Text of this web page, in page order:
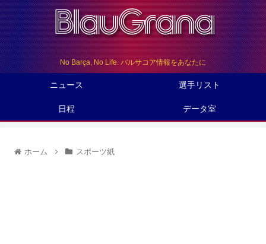
No Barça, No Life. バルサコア情報をあなたに
ニュース 選手リスト
日程 データ室
ホーム スポーツ紙